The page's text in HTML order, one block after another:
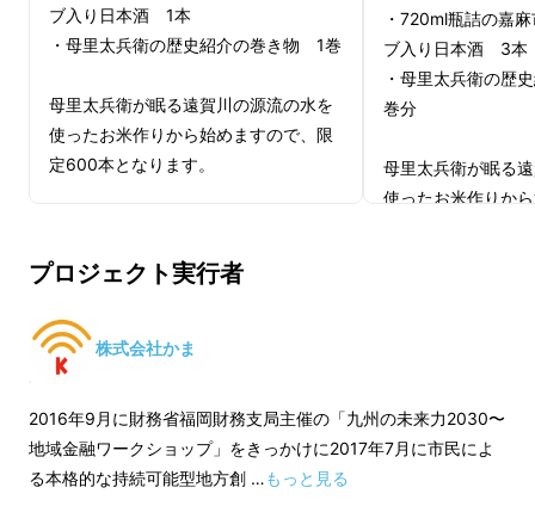
まさに名槍言わしめる天下三名槍の一つ、柄は
らでんづくりで見事な装飾。
ブ入り日本酒 1本
・母里太兵衛の歴史紹介の巻き物 1巻
母里太兵衛が眠る遠賀川の源流の水を
使ったお米作りから始めますので、限
定600本となります。
※製品の発送は、大里酒造株式会社よ
・720ml瓶詰の嘉
ブ入り日本酒 3本
・母里太兵衛の歴
巻分
母里太兵衛が眠る
使ったお米作りか
プロジェクト実行者
株式会社かま
2016年9月に財務省福岡財務支局主催の「九州の未来力2030〜
地域金融ワークショップ」をきっかけに2017年7月に市民によ
る本格的な持続可能型地方創 …もっと見る